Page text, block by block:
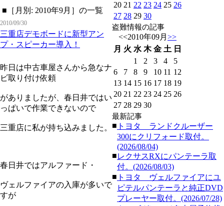
■［月別: 2010年9月］の一覧
2010/09/30
三重店デモボードに新型アン
プ・スピーカー導入！
昨日は中古車屋さんから急なナ
ビ取り付け依頼
がありましたが、春日井ではい
っぱいで作業できないので
三重店に私が持ち込みました。
春日井ではアルファード・
ヴェルファイアの入庫が多いで
すが
20 21 22 23 24 25 26
27 28 29 30
盗難情報の記事
<<2010年09月 >>
月 火 水 木 金 土 日
1
2 3 4
5
6
7 8 9 10 11 12
13 14 15 16 17 18 19
20 21 22 23 24 25 26
27 28 29 30
最新記事
■ トヨタ ランドクルーザー
300にクリフォード取付。
(2026/08/04)
■レクサスRXにパンテーラ取
付。(2026/08/03)
■ トヨタ ヴェルファイアにユ
ピテルパンテーラと純正DVD
プレーヤー取付。(2026/07/28)